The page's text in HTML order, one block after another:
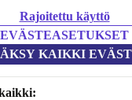
Rajoitettu käyttö
EVÄSTEASETUKSET
KAIKKI
tiedot Tarjous